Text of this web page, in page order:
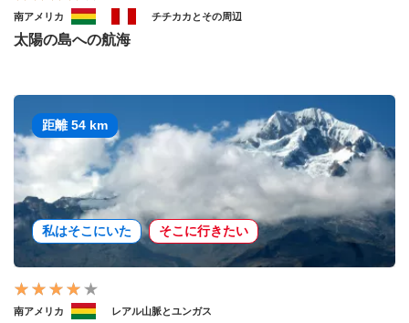
南アメリカ チチカカとその周辺
太陽の島への航海
距離 54 km
私はそこにいた そこに行きたい
南アメリカ レアル山脈とユンガス